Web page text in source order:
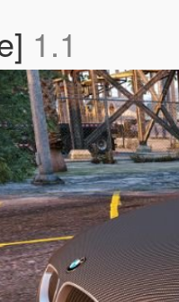
1.1